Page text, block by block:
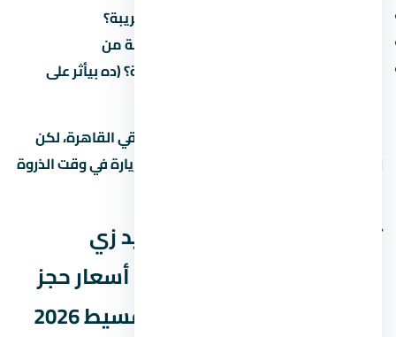
هل فيه مواصلات عامة (مترو، أتوبيس) قريبة؟
كم الوقت المقدر للوصول للعمل/المدرسة من
هل فيه طرق جديدة مخططة في المنطقة؟ (ده بيأثر على
في الطرق الرئيسية بتوفر وصول سريع لباقي القاهرة، لكن
زحمة المرور بتختلف حسب الساعة. جرّب الزيارة في وقت الذروة
تفاصيل إضافية عن مول ميد زي
العاصمة الإدارية الجديدة – أسعار حجز
الوحدات وأفضل أنظمة التقسيط 2026